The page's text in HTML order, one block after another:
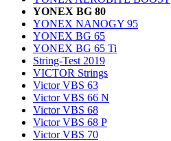
YONEX BG 80
YONEX NANOGY 95
YONEX BG 65
YONEX BG 65 Ti
String-Test 2019
VICTOR Strings
Victor VBS 63
Victor VBS 66 N
Victor VBS 68
Victor VBS 68 P
Victor VBS 70